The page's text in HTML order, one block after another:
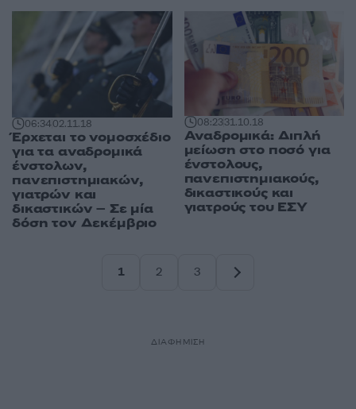
06:3402.11.18
Έρχεται το νομοσχέδιο
για τα αναδρομικά
ένστολων,
πανεπιστημιακών,
γιατρών και
δικαστικών – Σε μία
δόση τον Δεκέμβριο
08:2331.10.18
Αναδρομικά: Διπλή
μείωση στο ποσό για
ένστολους,
πανεπιστημιακούς,
δικαστικούς και
γιατρούς του ΕΣΥ
1
2
3
ΔΙΑΦΗΜΙΣΗ